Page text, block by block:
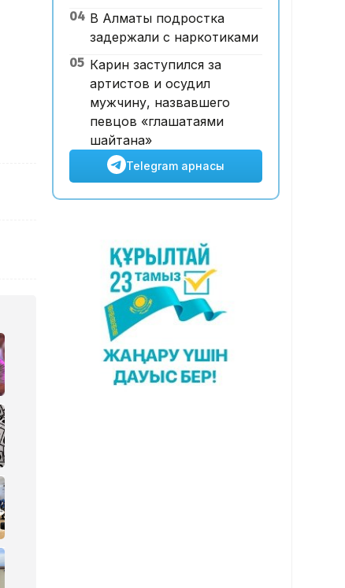
Грекия мен Арменияның
бұрынғы бас бапкері басқаруы
мүмкін
04 В Алматы подростка
задержали с наркотиками
05 Карин заступился за
артистов и осудил
мужчину, назвавшего
певцов «глашатаями
шайтана»
Telegram арнасы